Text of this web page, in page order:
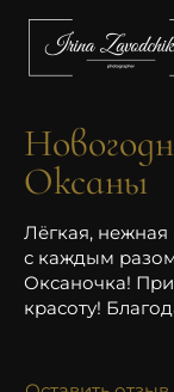
Оксаны
Лёгкая,
с каждым
Оксаночка!
красоту!